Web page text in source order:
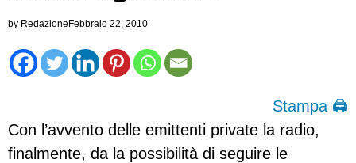
by RedazioneFebbraio 22, 2010
Stampa 🖨
Con l’avvento delle emittenti private la radio,
finalmente, da la possibilità di seguire le